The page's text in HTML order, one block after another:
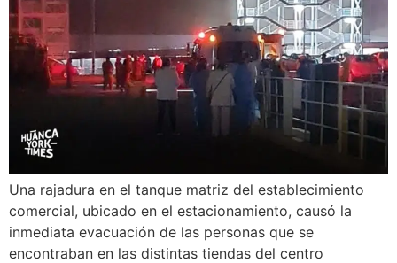
Una rajadura en el tanque matriz del establecimiento
comercial, ubicado en el estacionamiento, causó la
inmediata evacuación de las personas que se
encontraban en las distintas tiendas del centro